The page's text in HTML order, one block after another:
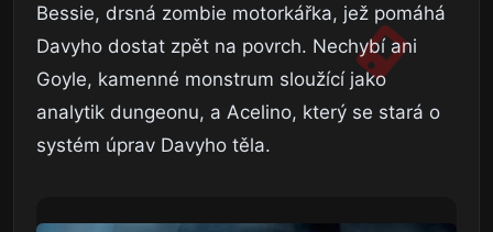
Bessie, drsná zombie motorkářka, jež pomáhá
Davyho dostat zpět na povrch. Nechybí ani
Goyle, kamenné monstrum sloužící jako
analytik dungeonu, a Acelino, který se stará o
systém úprav Davyho těla.